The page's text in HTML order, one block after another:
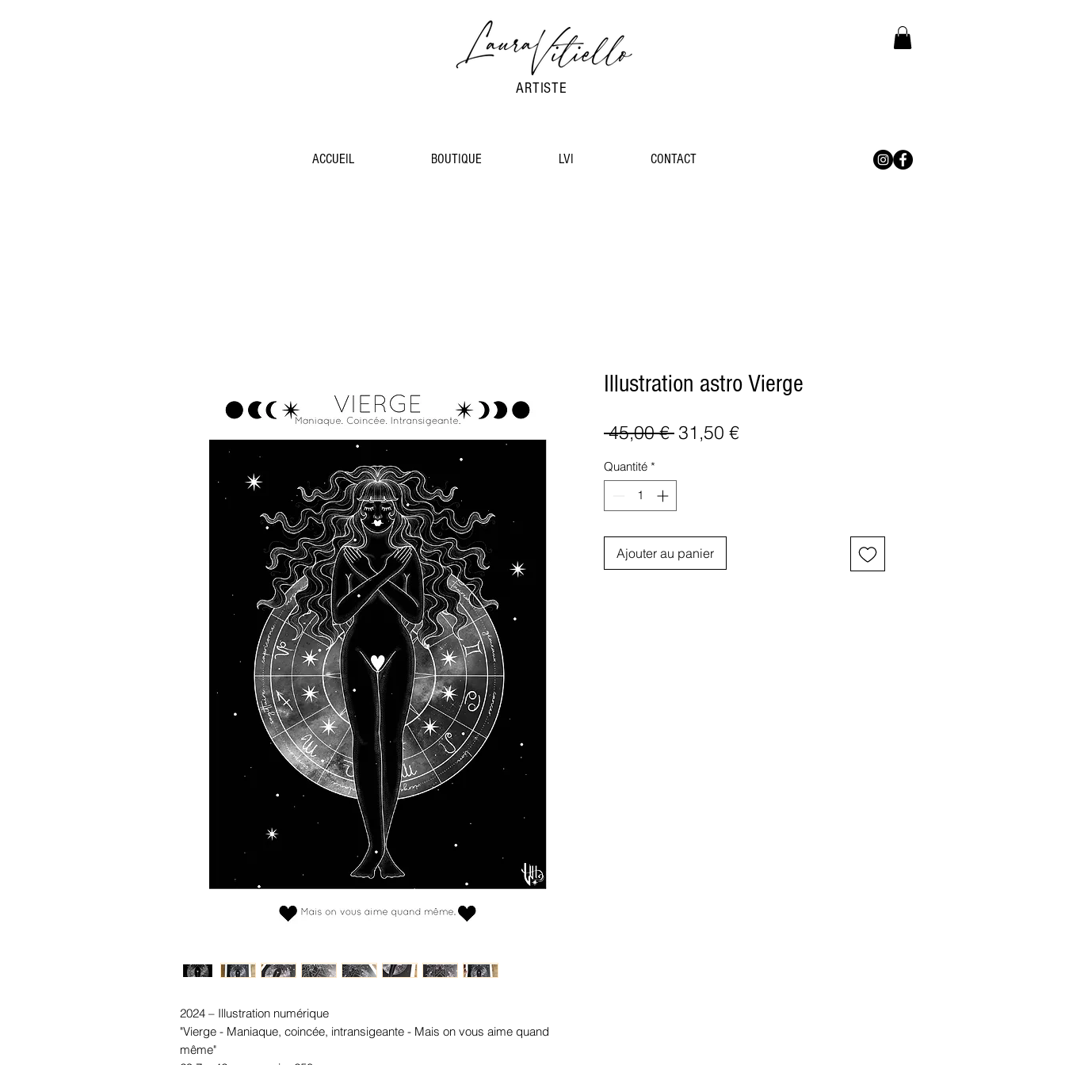
ARTISTE
ACCUEIL BOUTIQUE LVI CONTACT
2024 – Illustration numérique
"Vierge - Maniaque, coincée, intransigeante - Mais on vous aime quand
même"
Illustration astro Vierge
45,00 € Prix
31,50 €Prix
Quantité *
Ajouter au panier